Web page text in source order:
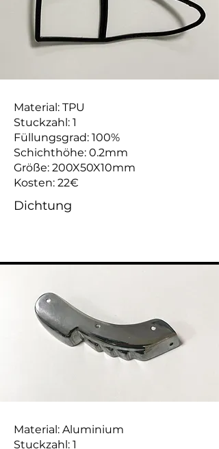
Material: TPU
Stuckzahl: 1
Füllungsgrad: 100%
Schichthöhe: 0.2mm
Größe: 200X50X10mm
Kosten: 22€
Dichtung
Material: Aluminium
Stuckzahl: 1